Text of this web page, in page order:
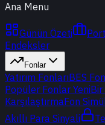
Ana Menu
Günün Özeti
Endeksler
Fonlar
Yatırım FonlarıBES
Popüler Fonlar YeniBir
KarşılaştırmaFon
Akıllı Para Sinyali